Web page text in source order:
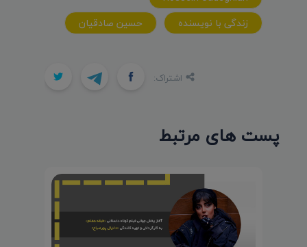
زندگی با نویسنده
حسین صادقیان
اشتراک:
پست های مرتبط